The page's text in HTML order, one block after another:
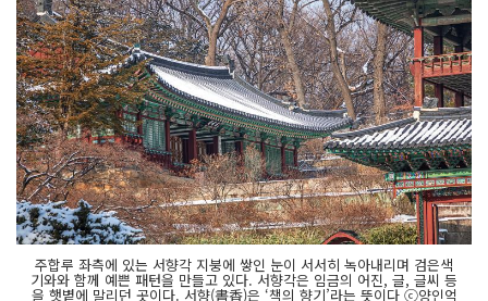
주합루 좌측에 있는 서향각 지붕에 쌓인 눈이 서서히 녹아내리며 검은색
기와와 함께 예쁜 패턴을 만들고 있다. 서향각은 임금의 어진, 글, 글씨 등
을 햇볕에 말리던 곳이다. 서향(書香)은 ‘책의 향기’라는 뜻이다 ⓒ양인억